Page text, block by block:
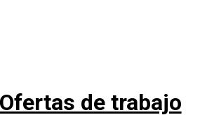
Ofertas de trabajo